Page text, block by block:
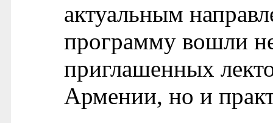
актуальным
программу вошли
приглашенных
Армении, но и